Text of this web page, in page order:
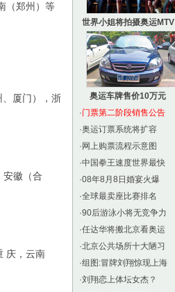
（郑州）等
厦门），浙
徽（合
庆，云南
世界小姐将拍摄奥运MTV
奥运车牌售价10万元
·门票第二阶段销售公告
·奥运订票系统将扩容
· 网上购票流程示意图
·中国拳王速度世界最快
·08年8月8日婚宴火爆
·全球最卖座比赛排名
·90后游泳小将无竞争力
·任达华将搬北京看奥运
·北京公共场所十大陋习
·组图:冒牌刘翔惊现上海
·刘翔恋上体坛女杰？